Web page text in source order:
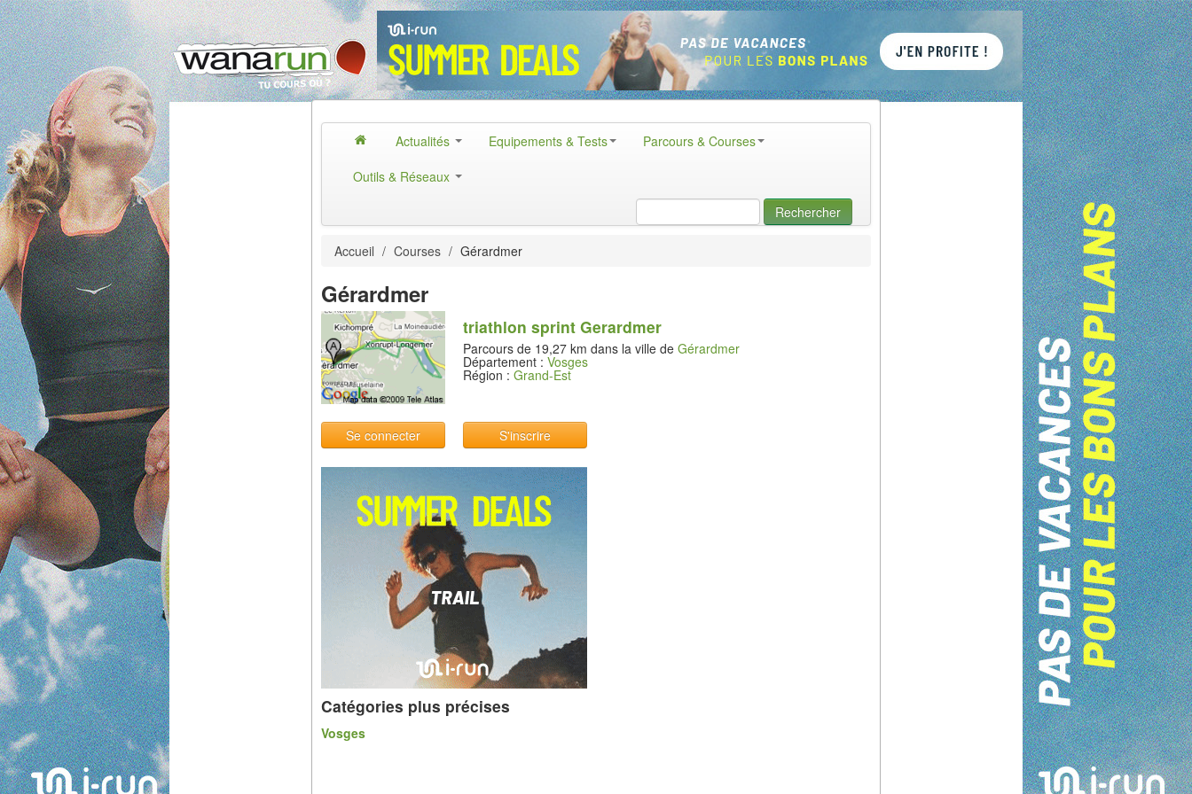
Actualités Equipements & Tests
Parcours & Courses
Outils & Réseaux
Rechercher
Accueil / Courses / Gérardmer
Gérardmer
triathlon sprint Gerardmer
Parcours de 19,27 km dans la ville de Gérardmer
Département : Vosges
Région : Grand-Est
Se connecter S'inscrire
Catégories plus précises
Vosges